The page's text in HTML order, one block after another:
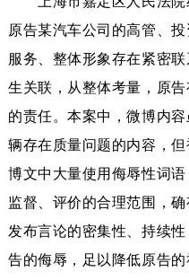
原告某汽车公司的高管、
服务、整体形象存在紧密
生关联，从整体考量，原
的责任。本案中，微博内
辆存在质量问题的内容，
博文中大量使用侮辱性词
监督、评价的合理范围，
发布言论的密集性、持续
告的侮辱，足以降低原告